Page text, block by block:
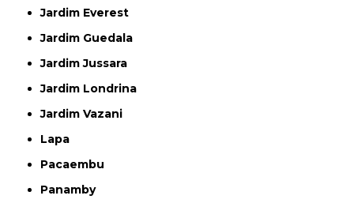
Jardim Everest
Jardim Guedala
Jardim Jussara
Jardim Londrina
Jardim Vazani
Lapa
Pacaembu
Panamby